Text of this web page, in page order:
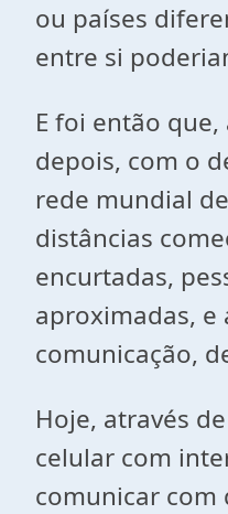
ou países
entre si
E foi então
depois, com o
rede mundial
distâncias
encurtadas,
aproximadas, e
comunicação,
Hoje, através
celular com
comunicar